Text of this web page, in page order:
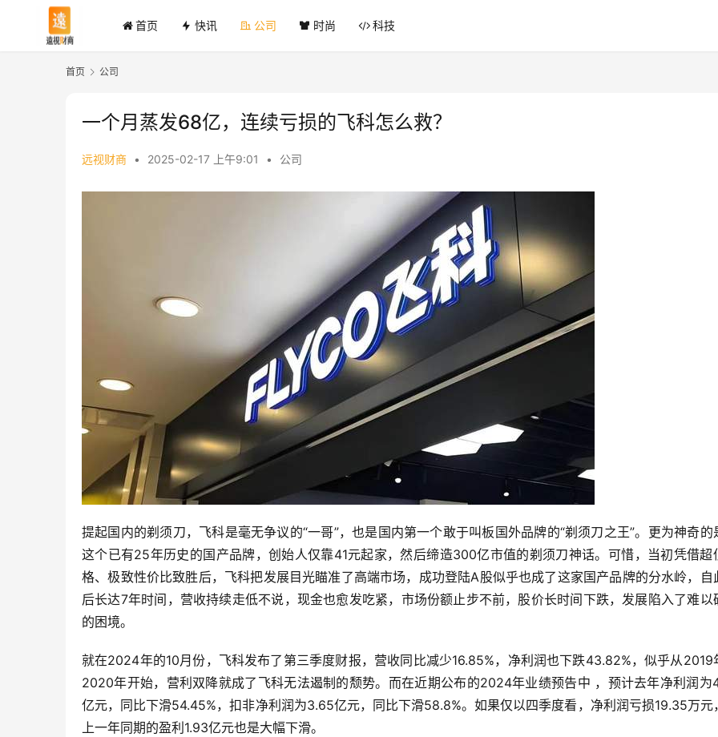
首页 快讯 公司 时尚 科技
首页 公司
一个月蒸发68亿，连续亏损的飞科怎么救？
远视财商 • 2025-02-17 上午9:01 • 公司
提起国内的剃须刀，飞科是毫无争议的“一哥”，也是国内第一个敢于叫板国外品牌的“剃须刀之王”。更为神奇的
这个已有25年历史的国产品牌，创始人仅靠41元起家，然后缔造300亿市值的剃须刀神话。可惜，当初凭借超
格、极致性价比致胜后，飞科把发展目光瞄准了高端市场，成功登陆A股似乎也成了这家国产品牌的分水岭，自
后长达7年时间，营收持续走低不说，现金也愈发吃紧，市场份额止步不前，股价长时间下跌，发展陷入了难以
的困境。
就在2024年的10月份，飞科发布了第三季度财报，营收同比减少16.85%，净利润也下跌43.82%，似乎从2019
2020年开始，营利双降就成了飞科无法遏制的颓势。而在近期公布的2024年业绩预告中 ，预计去年净利润为
亿元，同比下滑54.45%，扣非净利润为3.65亿元，同比下滑58.8%。如果仅以四季度看，净利润亏损19.35万元
上一年同期的盈利1.93亿元也是大幅下滑。